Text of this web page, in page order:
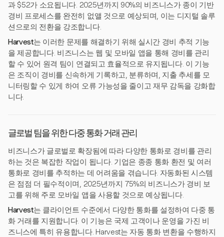
과 $52가 소요됩니다. 2025년까지 90%의 비즈니스가 종이 기반
경비 프로세스를 완전히 없앨 것으로 예상되며, 이는 디지털 솔루
션으로의 전환을 강조합니다.
Harvest는 이러한 문제를 해결하기 위해 실시간 경비 추적 기능
을 제공합니다. 비즈니스는 웹 및 모바일 앱을 통해 경비를 관리
할 수 있어 원격 팀이 연결되고 효율적으로 유지됩니다. 이 기능
은 조직이 경비를 신속하게 기록하고, 분류하며, 지출 추세를 모
니터링할 수 있게 하여 오류 가능성을 줄이고 재무 감독을 강화합
니다.
글로벌 팀을 위한 다중 통화 거래 관리
비즈니스가 글로벌로 확장됨에 따라 다양한 통화로 경비를 관리
하는 것은 복잡한 작업이 됩니다. 기업은 종종 통화 환전 및 여러
통화로 경비를 추적하는 데 어려움을 겪습니다. 자동화된 시스템
은 점점 더 필수적이며, 2025년까지 75%의 비즈니스가 경비 보
고를 위해 주로 모바일 앱을 사용할 것으로 예상됩니다.
Harvest는 클라이언트 수준에서 다양한 통화를 설정하여 다중 통
화 거래를 지원합니다. 이 기능은 국제 고객이나 운영을 가진 비
즈니스에 특히 유용합니다. Harvest는 자동 통화 변환을 수행하지